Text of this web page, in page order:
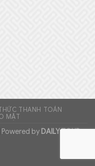
THANH TOÁN
MẬT
| Powered by DAILY TOUR